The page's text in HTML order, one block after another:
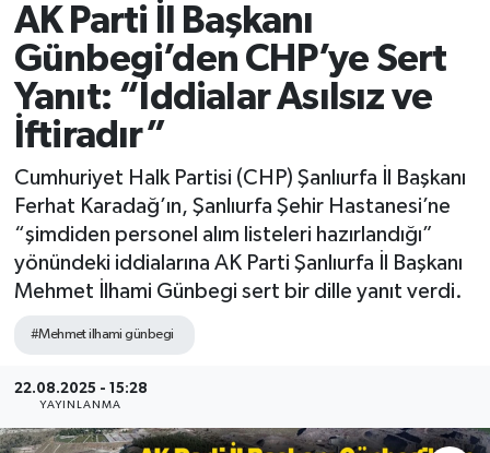
AK Parti İl Başkanı
Günbegi’den CHP’ye Sert
Yanıt: “İddialar Asılsız ve
İftiradır”
Cumhuriyet Halk Partisi (CHP) Şanlıurfa İl Başkanı
Ferhat Karadağ’ın, Şanlıurfa Şehir Hastanesi’ne
“şimdiden personel alım listeleri hazırlandığı”
yönündeki iddialarına AK Parti Şanlıurfa İl Başkanı
Mehmet İlhami Günbegi sert bir dille yanıt verdi.
#Mehmet ilhami günbegi
22.08.2025 - 15:28
YAYINLANMA
Gündem
Kültür
Magazin
Tüm Manşetler
Son Dakika Haberleri
Haber Arşivi